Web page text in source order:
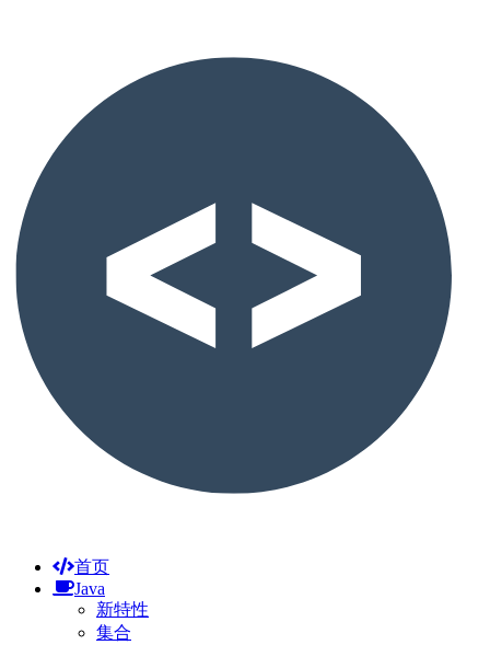
首页
Java
新特性
集合